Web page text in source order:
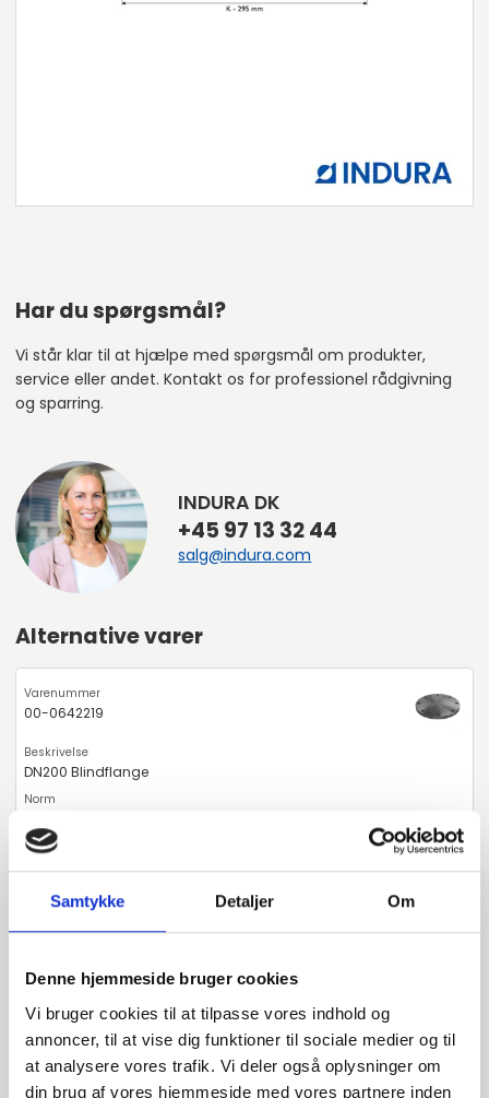
Samtykke Detaljer Om
Denne hjemmeside bruger cookies
Vi bruger cookies til at tilpasse vores indhold og
annoncer, til at vise dig funktioner til sociale medier og til
at analysere vores trafik. Vi deler også oplysninger om
din brug af vores hjemmeside med vores partnere inden
Har du spørgsmål?
Vi står klar til at hjælpe med spørgsmål om produkter,
service eller andet. Kontakt os for professionel rådgivning
og sparring.
INDURA DK
+45 97 13 32 44
salg@indura.com
Alternative varer
00-0642219
DN200 Blindflange
Blindflange
00-0643219
DN200 Blindflange